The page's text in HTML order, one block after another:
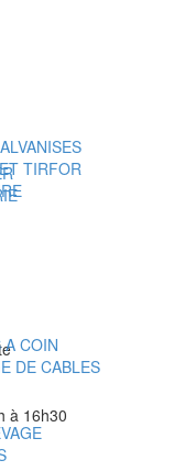
TIRFOR
COIN
DE CABLES
à 16h30